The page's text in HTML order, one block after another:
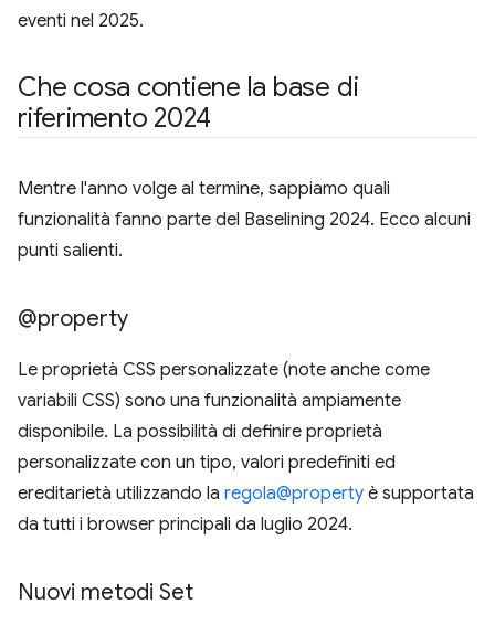
eventi nel 2025.
Che cosa contiene la base di
riferimento 2024
Mentre l'anno volge al termine, sappiamo quali
funzionalità fanno parte del Baselining 2024. Ecco alcuni
punti salienti.
@property
Le proprietà CSS personalizzate (note anche come
variabili CSS) sono una funzionalità ampiamente
disponibile. La possibilità di definire proprietà
personalizzate con un tipo, valori predefiniti ed
ereditarietà utilizzando la regola@property è supportata
da tutti i browser principali da luglio 2024.
Nuovi metodi Set